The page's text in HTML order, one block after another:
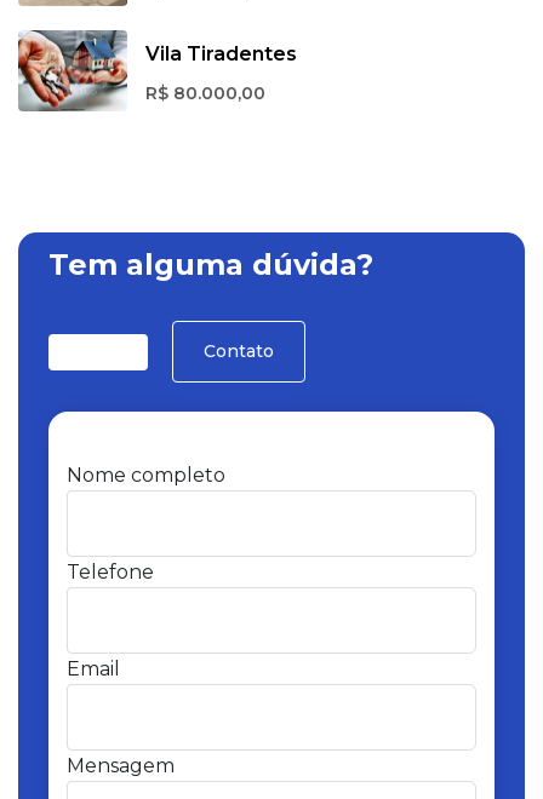
Vila Tiradentes
R$ 80.000,00
Tem alguma dúvida?
Contato
Nome completo
Telefone
Email
Mensagem